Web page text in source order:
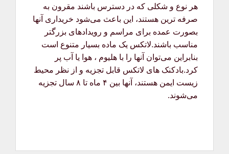
هر نوع و شکلی که در دسترس باشند مقرون به
صرفه ترین هستند، این باعث می‌شود خریداری آنها
بصورت عمده برای مراسم و رویدادهای بزرگتر
مناسب باشند.لاتکس یک ماده بسیار متنوع است
بنابراین می‌توان آنها را با هلیوم ، هوا یا آب پر
کرد.بادکنک های لاتکس قابل تجزیه و از نظر محیط
زیست ایمن هستند، آنها بین ۴ ماه تا ۸ سال تجزیه
می‌شوند.